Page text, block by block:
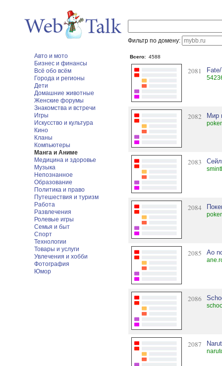
Фильтр по домену:
Авто и мото
Бизнес и финансы
Всё обо всём
Города и регионы
Дети
Домашние животные
Женские форумы
Знакомства и встречи
Игры
Искусство и культура
Кино
Кланы
Компьютеры
Манга и Аниме
Медицина и здоровье
Музыка
Непознанное
Образование
Политика и право
Путешествия и туризм
Работа
Развлечения
Ролевые игры
Семья и быт
Спорт
Технологии
Товары и услуги
Увлечения и хобби
Фотография
Юмор
Всего: 4588
2081
2082 Мир
2083
2084
2085 Ao
2086
2087